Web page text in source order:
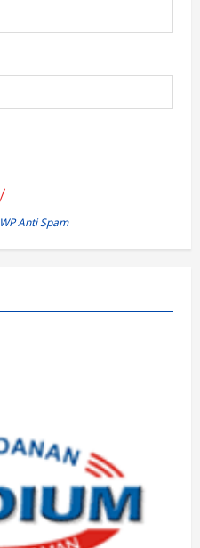
WP Anti Spam